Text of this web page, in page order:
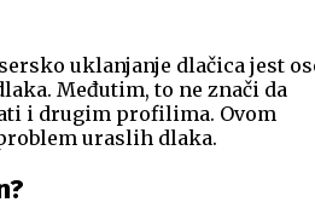
uklanjanje dlačica jest
Međutim, to ne znači da
i drugim profilima. Ovom
uraslih dlaka.